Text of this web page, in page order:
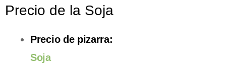
Precio de la Soja
Precio de pizarra:
Soja